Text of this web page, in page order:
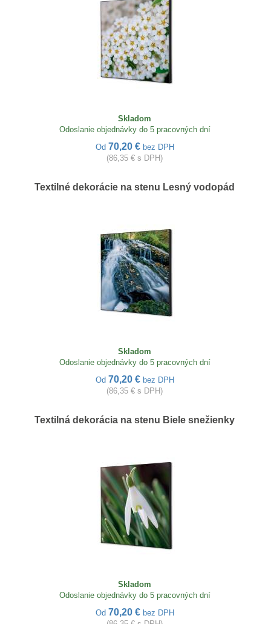
Skladom
Odoslanie objednávky do 5 pracovných dní
Od 70,20 € bez DPH
(86,35 € s DPH)
Textilné dekorácie na stenu Lesný vodopád
Skladom
Odoslanie objednávky do 5 pracovných dní
Od 70,20 € bez DPH
(86,35 € s DPH)
Textilná dekorácia na stenu Biele snežienky
Skladom
Odoslanie objednávky do 5 pracovných dní
Od 70,20 € bez DPH